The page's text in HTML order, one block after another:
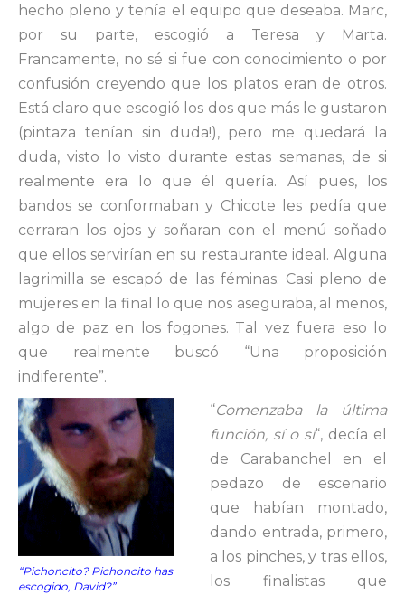
hecho pleno y tenía el equipo que deseaba. Marc,
por su parte, escogió a Teresa y Marta.
Francamente, no sé si fue con conocimiento o por
confusión creyendo que los platos eran de otros.
Está claro que escogió los dos que más le gustaron
(pintaza tenían sin duda!), pero me quedará la
duda, visto lo visto durante estas semanas, de si
realmente era lo que él quería. Así pues, los
bandos se conformaban y Chicote les pedía que
cerraran los ojos y soñaran con el menú soñado
que ellos servirían en su restaurante ideal. Alguna
lagrimilla se escapó de las féminas. Casi pleno de
mujeres en la final lo que nos aseguraba, al menos,
algo de paz en los fogones. Tal vez fuera eso lo
que realmente buscó “Una proposición
indiferente”.
“Pichoncito? Pichoncito has
escogido, David?”
“Comenzaba la última
función, sí o sí“, decía el
de Carabanchel en el
pedazo de escenario
que habían montado,
dando entrada, primero,
a los pinches, y tras ellos,
los finalistas que